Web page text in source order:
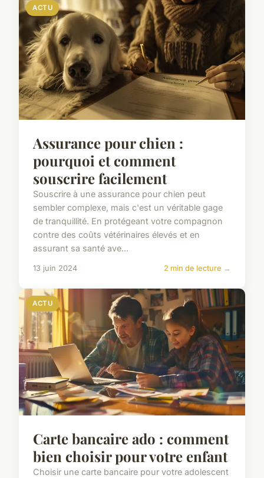
ACTU
Assurance pour chien :
pourquoi et comment
souscrire facilement
Souscrire à une assurance pour chien peut
sembler complexe, mais c'est un véritable gage
de tranquillité. En protégeant votre compagnon
contre des coûts vétérinaires élevés et en
assurant sa santé ave...
13 juin 2024 2 min de lecture →
ACTU
Carte bancaire ado : comment
bien choisir pour votre enfant
Choisir une carte bancaire pour votre adolescent